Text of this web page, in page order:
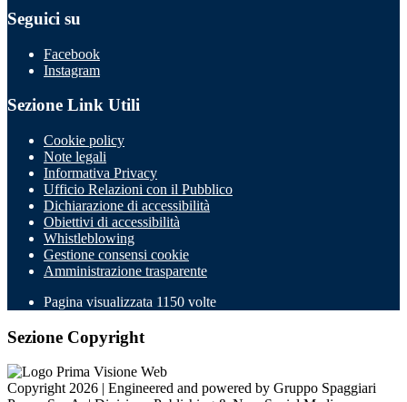
Seguici su
Facebook
Instagram
Sezione Link Utili
Cookie policy
Note legali
Informativa Privacy
Ufficio Relazioni con il Pubblico
Dichiarazione di accessibilità
Obiettivi di accessibilità
Whistleblowing
Gestione consensi cookie
Amministrazione trasparente
Pagina visualizzata 1150 volte
Sezione Copyright
Copyright 2026 | Engineered and powered by Gruppo Spaggiari